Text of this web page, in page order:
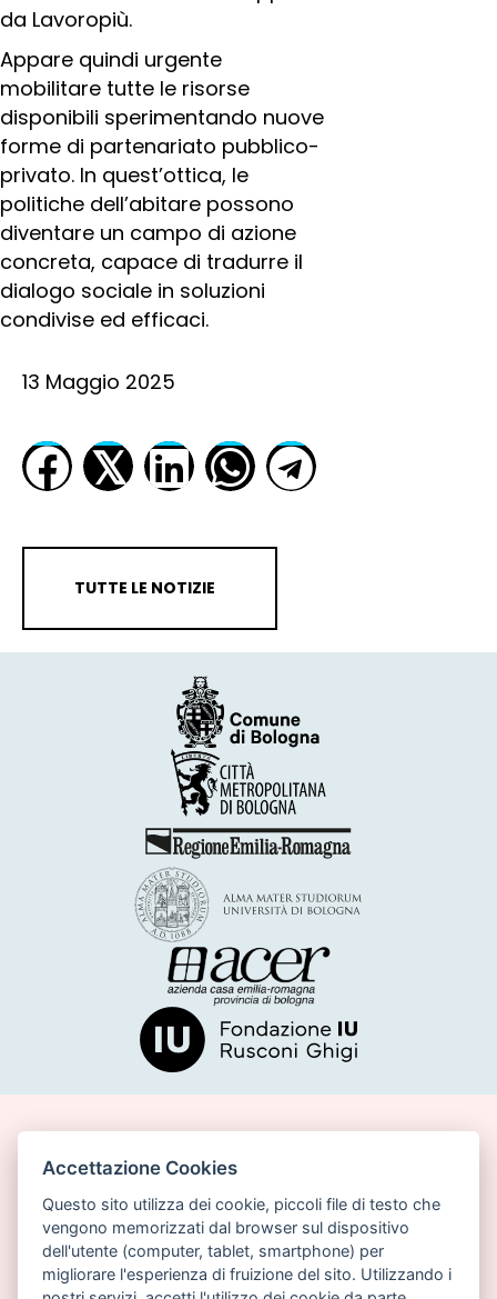
da Lavoropiù.
Appare quindi urgente
mobilitare tutte le risorse
disponibili sperimentando nuove
forme di partenariato pubblico-
privato. In quest’ottica, le
politiche dell’abitare possono
diventare un campo di azione
concreta, capace di tradurre il
dialogo sociale in soluzioni
condivise ed efficaci.
13 Maggio 2025
𝕏
TUTTE LE NOTIZIE
Comune di Bologna, Piazza Maggiore, 6 - 40124
Bologna
P.lva: 01232710374
Email:politicheabitative@comune.bologna.it
Accettazione Cookies
Questo sito utilizza dei cookie, piccoli file di testo che
vengono memorizzati dal browser sul dispositivo
dell'utente (computer, tablet, smartphone) per
migliorare l'esperienza di fruizione del sito. Utilizzando i